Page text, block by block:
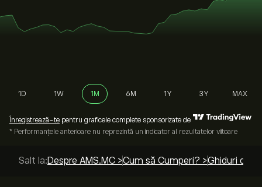
1D 1W 1M 6M 1Y 3Y MAX
Înregistrează-te pentru graficele complete sponsorizate de
* Performanțele anterioare nu reprezintă un indicator al rezultatelor viitoare
Salt la:Despre AMS.MC >Cum să Cumperi? >Ghiduri de